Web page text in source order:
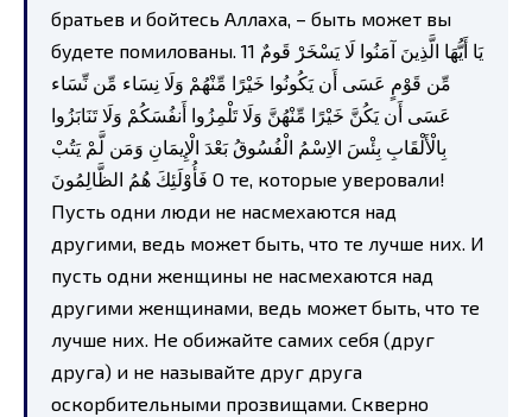
братьев и бойтесь Аллаха, – быть может вы
будете помилованы. 11 يَا أَيُّهَا الَّذِينَ آمَنُوا لَا يَسْخَرْ قَومٌ
مِّن قَوْمٍ عَسَى أَن يَكُونُوا خَيْرًا مِّنْهُمْ وَلَا نِسَاء مِّن نِّسَاء
عَسَى أَن يَكُنَّ خَيْرًا مِّنْهُنَّ وَلَا تَلْمِزُوا أَنفُسَكُمْ وَلَا تَنَابَزُوا
بِالْأَلْقَابِ بِئْسَ الاِسْمُ الْفُسُوقُ بَعْدَ الْإِيمَانِ وَمَن لَّمْ يَتُبْ
فَأُوْلَئِكَ هُمُ الظَّالِمُونَ О те, которые уверовали!
Пусть одни люди не насмехаются над
другими, ведь может быть, что те лучше них. И
пусть одни женщины не насмехаются над
другими женщинами, ведь может быть, что те
лучше них. Не обижайте самих себя (друг
друга) и не называйте друг друга
оскорбительными прозвищами. Скверно